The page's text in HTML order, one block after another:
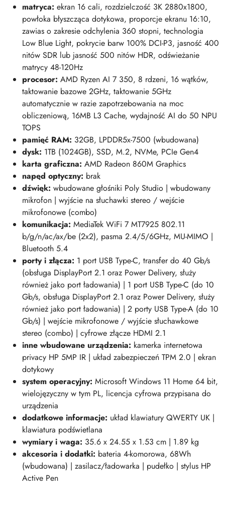
matryca: ekran 16 cali, rozdzielczość 3K 2880x1800,
powłoka błyszcząca dotykowa, proporcje ekranu 16:10,
zawias o zakresie odchylenia 360 stopni, technologia
Low Blue Light, pokrycie barw 100% DCI-P3, jasność 400
nitów SDR lub jasność 500 nitów HDR, odświeżanie
matrycy 48-120Hz
procesor: AMD Ryzen AI 7 350, 8 rdzeni, 16 wątków,
taktowanie bazowe 2GHz, taktowanie 5GHz
automatycznie w razie zapotrzebowania na moc
obliczeniową, 16MB L3 Cache, wydajność AI do 50 NPU
TOPS
pamięć RAM: 32GB, LPDDR5x-7500 (wbudowana)
dysk: 1TB (1024GB), SSD, M.2, NVMe, PCIe Gen4
karta graficzna: AMD Radeon 860M Graphics
napęd optyczny: brak
dźwięk: wbudowane głośniki Poly Studio | wbudowany
mikrofon | wyjście na słuchawki stereo / wejście
mikrofonowe (combo)
komunikacja: MediaTek WiFi 7 MT7925 802.11
b/g/n/ac/ax/be (2x2), pasma 2.4/5/6GHz, MU-MIMO |
Bluetooth 5.4
porty i złącza: 1 port USB Type-C, transfer do 40 Gb/s
(obsługa DisplayPort 2.1 oraz Power Delivery, służy
również jako port ładowania) | 1 port USB Type-C (do 10
Gb/s, obsługa DisplayPort 2.1 oraz Power Delivery, służy
również jako port ładowania) | 2 porty USB Type-A (do 10
Gb/s) | wejście mikrofonowe / wyjście słuchawkowe
stereo (combo) | cyfrowe złącze HDMI 2.1
inne wbudowane urządzenia: kamerka internetowa
privacy HP 5MP IR | układ zabezpieczeń TPM 2.0 | ekran
dotykowy
system operacyjny: Microsoft Windows 11 Home 64 bit,
wielojęzyczny w tym PL, licencja cyfrowa przypisana do
urządzenia
dodatkowe informacje: układ klawiatury QWERTY UK |
klawiatura podświetlana
wymiary i waga: 35.6 x 24.55 x 1.53 cm | 1.89 kg
akcesoria i dodatki: bateria 4-komorowa, 68Wh
(wbudowana) | zasilacz/ładowarka | pudełko | stylus HP
Active Pen